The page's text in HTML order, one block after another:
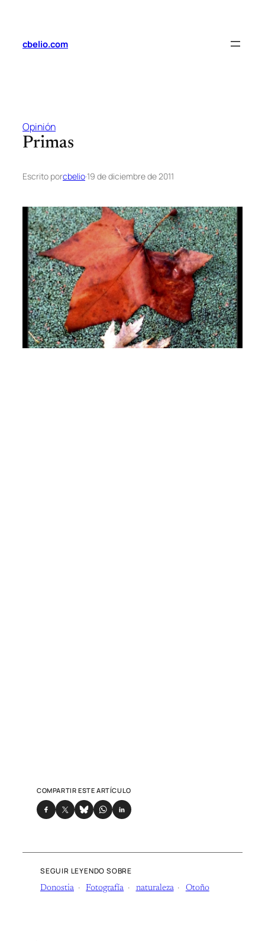
contenido
cbelio.com
Opinión
Primas
Escrito porcbelio·19 de diciembre de 2011
COMPARTIR ESTE ARTÍCULO
SEGUIR LEYENDO SOBRE
Donostia Fotografía naturaleza Otoño